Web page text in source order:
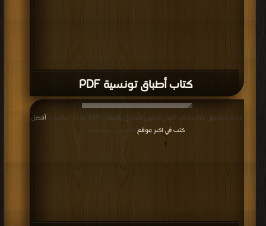
كتاب أطباق تونسية PDF
قراءة و تحميل كتاب كتاب أصول الطهي النظري والعلمي PDF مجانا | مكتبة >
أفضل
كتب في اكبر موقع | التحميل : مرة/مرات